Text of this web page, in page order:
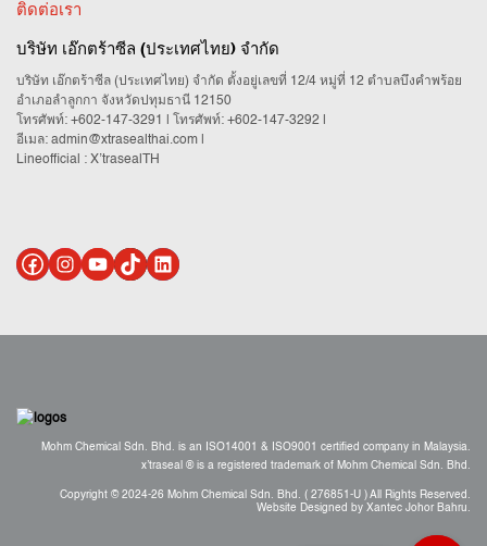
ติดต่อเรา
บริษัท เอ๊กตร้าซีล (ประเทศไทย) จำกัด
บริษัท เอ๊กตร้าซีล (ประเทศไทย) จำกัด ตั้งอยู่เลขที่ 12/4 หมู่ที่ 12 ตำบลบึงคำพร้อย
อำเภอลำลูกกา จังหวัดปทุมธานี 12150
โทรศัพท์: +602-147-3291 | โทรศัพท์: +602-147-3292
อีเมล: admin@xtrasealthai.com
Lineofficial : X’trasealTH
Mohm Chemical Sdn. Bhd. is an ISO14001 & ISO9001 certified company in Malaysia.
x’traseal ® is a registered trademark of Mohm Chemical Sdn. Bhd.
Copyright © 2024-26 Mohm Chemical Sdn. Bhd. ( 276851-U ) All Rights Reserved.
Website Designed by Xantec Johor Bahru.